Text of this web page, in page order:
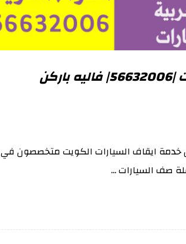
خدمة ايقاف السيارات الكويت متخصصون في
صف السيارات ...